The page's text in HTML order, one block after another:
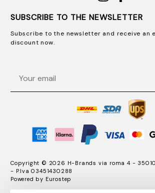
SUBSCRIBE TO THE NEWSLETTER
Subscribe to the newsletter and receive an
discount now.
Copyright © 2026 H-Brands via roma 4 - 35010
- P.Iva 03451430288
Powered by Eurostep